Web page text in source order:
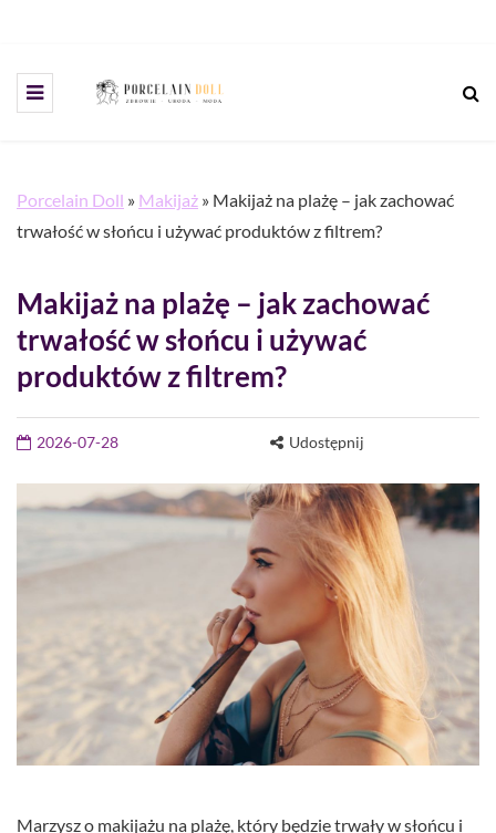
Porcelain Doll » Makijaż » Makijaż na plażę – jak zachować
trwałość w słońcu i używać produktów z filtrem?
Makijaż na plażę – jak zachować
trwałość w słońcu i używać
produktów z filtrem?
2026-07-28 Udostępnij
Marzysz o makijażu na plażę, który będzie trwały w słońcu i